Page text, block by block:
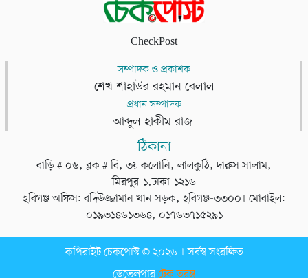
CheckPost
সম্পাদক ও প্রকাশক
শেখ শাহাউর রহমান বেলাল
প্রধান সম্পাদক
আব্দুল হাকীম রাজ
ঠিকানা
বাড়ি # ০৬, ব্লক # বি, ৩য় কলোনি, লালকুঠি, দারুস সালাম,
মিরপুর-১,ঢাকা-১২১৬
হবিগঞ্জ অফিস: বদিউজ্জামান খান সড়ক, হবিগঞ্জ-৩৩০০। মোবাইল:
০১৯৩১৪৬১৩৬৪, ০১৭৬৩৭১৫২৯১
কপিরাইট চেকপোস্ট © ২০২৬ । সর্বস্ব সংরক্ষিত
ডেভেলপারটেক তরঙ্গ